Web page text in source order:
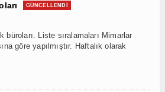
GÜNCELLENDI
büroları. Liste sıralamaları Mimarlar
göre yapılmıştır. Haftalık olarak